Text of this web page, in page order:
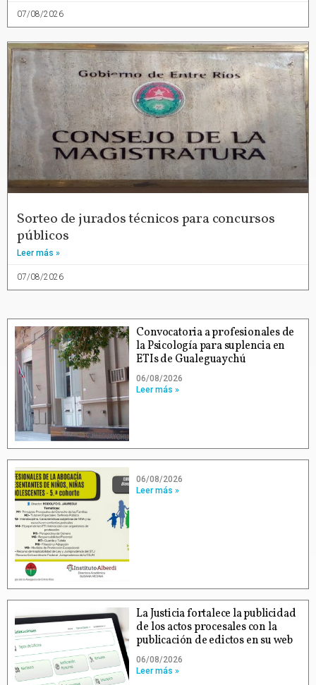
07/08/2026
Sorteo de jurados técnicos para concursos
públicos
Leer más »
07/08/2026
Convocatoria a profesionales de
la Psicología para suplencia en
ETIs de Gualeguaychú
06/08/2026
Leer más »
06/08/2026
Leer más »
La Justicia fortalece la publicidad
de los actos procesales con la
publicación de edictos en su web
06/08/2026
Leer más »